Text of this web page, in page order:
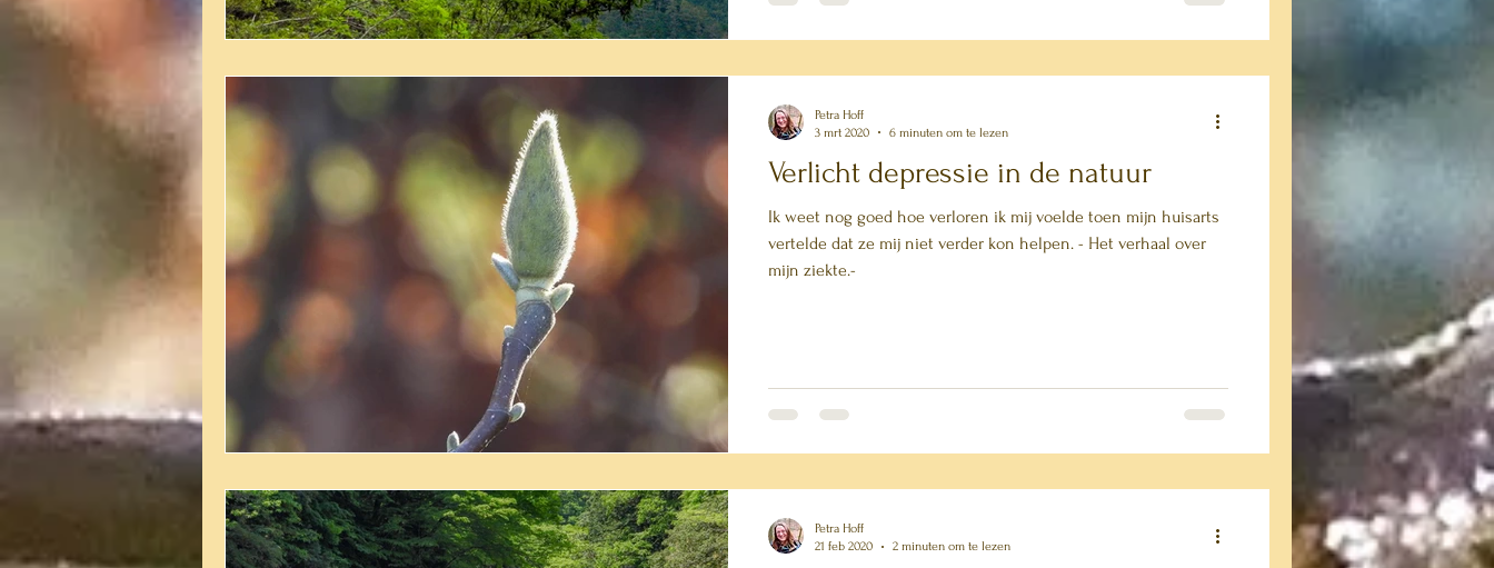
Verlicht depressie in de natuur
Ik weet nog goed hoe verloren ik mij voelde toen mijn huisarts
vertelde dat ze mij niet verder kon helpen. - Het verhaal over
mijn ziekte.-
Petra Hoff
3 mrt 2020
6 minuten om te lezen
Petra Hoff
21 feb 2020
2 minuten om te lezen